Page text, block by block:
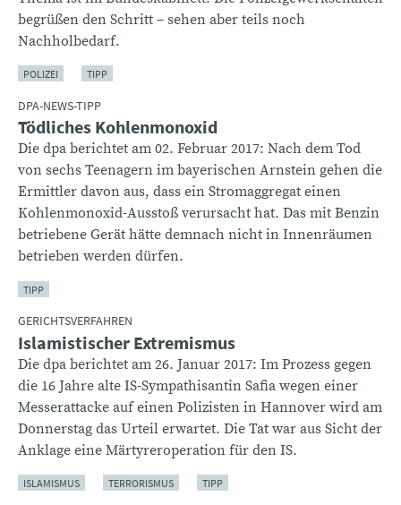
begrüßen den Schritt – sehen aber teils noch
Nachholbedarf.
POLIZEI TIPP
DPA-NEWS-TIPP
Tödliches Kohlenmonoxid
Die dpa berichtet am 02. Februar 2017: Nach dem Tod
von sechs Teenagern im bayerischen Arnstein gehen die
Ermittler davon aus, dass ein Stromaggregat einen
Kohlenmonoxid-Ausstoß verursacht hat. Das mit Benzin
betriebene Gerät hätte demnach nicht in Innenräumen
betrieben werden dürfen.
TIPP
GERICHTSVERFAHREN
Islamistischer Extremismus
Die dpa berichtet am 26. Januar 2017: Im Prozess gegen
die 16 Jahre alte IS-Sympathisantin Safia wegen einer
Messerattacke auf einen Polizisten in Hannover wird am
Donnerstag das Urteil erwartet. Die Tat war aus Sicht der
Anklage eine Märtyreroperation für den IS.
ISLAMISMUS TERRORISMUS TIPP